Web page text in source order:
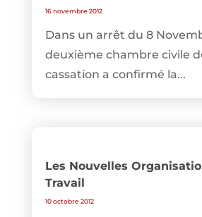
16 novembre 2012
Dans un arrêt du 8
deuxième chambre civile
cassation a confirmé la...
Les Nouvelles
Travail
10 octobre 2012